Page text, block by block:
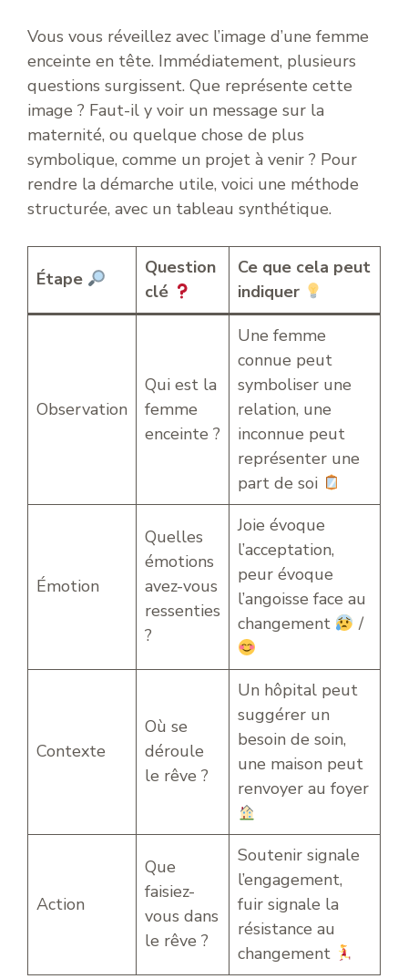
Vous vous réveillez avec l’image d’une femme
enceinte en tête. Immédiatement, plusieurs
questions surgissent. Que représente cette
image ? Faut-il y voir un message sur la
maternité, ou quelque chose de plus
symbolique, comme un projet à venir ? Pour
rendre la démarche utile, voici une méthode
structurée, avec un tableau synthétique.
Étape
Question
clé
Ce que cela peut
indiquer
Observation
Qui est la
femme
enceinte ?
Une femme
connue peut
symboliser une
relation, une
inconnue peut
représenter une
part de soi
Émotion
Quelles
émotions
avez-vous
ressenties
?
Joie évoque
l’acceptation,
peur évoque
l’angoisse face au
changement
/
Contexte
Où se
déroule
le rêve ?
Un hôpital peut
suggérer un
besoin de soin,
une maison peut
renvoyer au foyer
Action
Que
faisiez-
vous dans
le rêve ?
Soutenir signale
l’engagement,
fuir signale la
résistance au
changement